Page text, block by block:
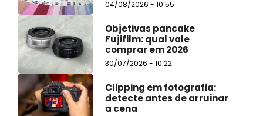
04/08/2026 - 10:55
Objetivas pancake
Fujifilm: qual vale
comprar em 2026
30/07/2026 - 10:22
Clipping em fotografia:
detecte antes de arruinar
a cena